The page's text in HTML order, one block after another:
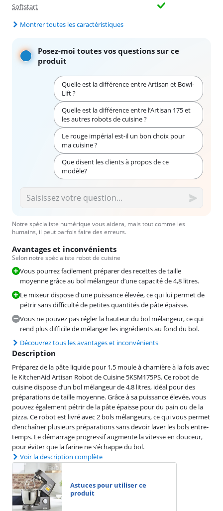
Softstart
Montrer toutes les caractéristiques
Posez-moi toutes vos questions sur ce
produit
Quelle est la différence entre Artisan et Bowl-
Lift ?
Quelle est la différence entre l’Artisan 175 et
les autres robots de cuisine ?
Le rouge impérial est-il un bon choix pour
ma cuisine ?
Que disent les clients à propos de ce
modèle?
Notre spécialiste numérique vous aidera, mais tout comme les
humains, il peut parfois faire des erreurs.
Avantages et inconvénients
Selon notre spécialiste robot de cuisine
Vous pourrez facilement préparer des recettes de taille
moyenne grâce au bol mélangeur d’une capacité de 4,8 litres.
Le mixeur dispose d'une puissance élevée, ce qui lui permet de
pétrir sans difficulté de petites quantités de pâte épaisse.
Vous ne pouvez pas régler la hauteur du bol mélangeur, ce qui
rend plus difficile de mélanger les ingrédients au fond du bol.
Découvrez tous les avantages et inconvénients
Description
Préparez de la pâte liquide pour 1,5 moule à charnière à la fois avec
le KitchenAid Artisan Robot de Cuisine 5KSM175PS. Ce robot de
cuisine dispose d’un bol mélangeur de 4,8 litres, idéal pour des
préparations de taille moyenne. Grâce à sa puissance élevée, vous
pouvez également pétrir de la pâte épaisse pour du pain ou de la
pizza. Ce robot est livré avec 2 bols mélangeurs, ce qui vous permet
d’enchaîner plusieurs préparations sans devoir laver les bols entre-
temps. Le démarrage progressif augmente la vitesse en douceur,
pour éviter que la farine ne s’échappe du bol.
Voir la description complète
Astuces pour utiliser ce
produit